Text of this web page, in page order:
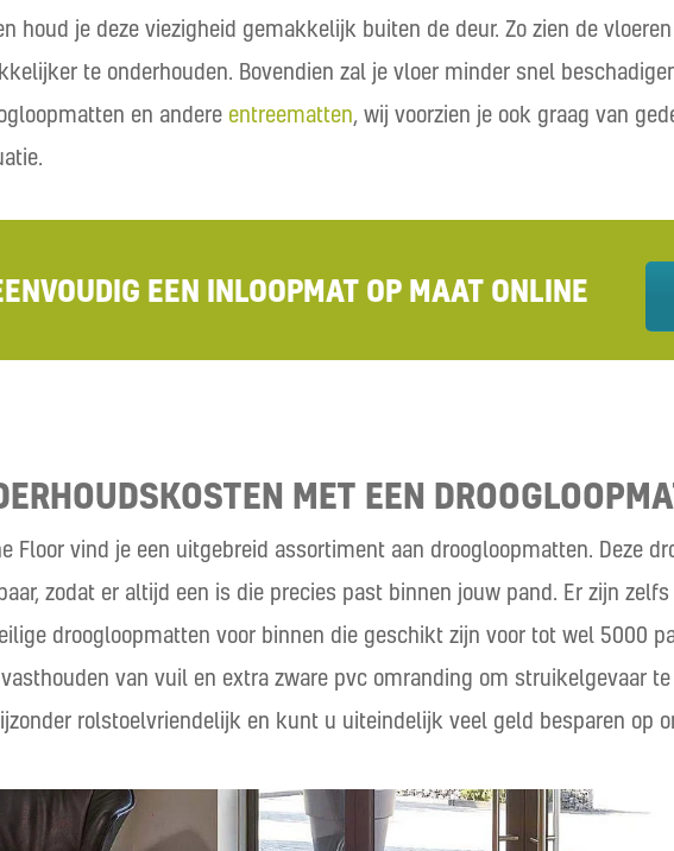
houd je deze viezigheid gemakkelijk buiten de deur. Zo zien de
te onderhouden. Bovendien zal je vloer minder snel
en andere entreematten, wij voorzien je ook graag van
EEN INLOOPMAT OP MAAT ONLINE
MET EEN
Floor vind je een uitgebreid assortiment aan droogloopmatten. Deze
zodat er altijd een is die precies past binnen jouw pand. Er zijn
droogloopmatten voor binnen die geschikt zijn voor tot wel 5000
van vuil en extra zware pvc omranding om struikelgevaar
rolstoelvriendelijk en kunt u uiteindelijk veel geld besparen op